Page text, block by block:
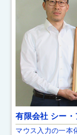
有限会社 シー
マウス入力の一本